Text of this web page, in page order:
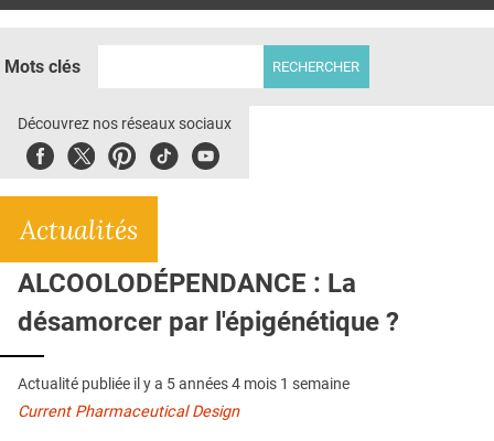
DOSSIERS
E-REVUE SAD
L'APP
QUI SOMMES-NOUS ?
PUBLICITÉ
CONDITIONS GÉNÉRALES
CONTACT
Mots clés
Découvrez nos réseaux sociaux
FacebookTwitterPinterest
TiktokYoubute
Actualités
ALCOOLODÉPENDANCE : La
désamorcer par l'épigénétique ?
Actualité publiée il y a 5 années 4 mois 1 semaine
Current Pharmaceutical Design